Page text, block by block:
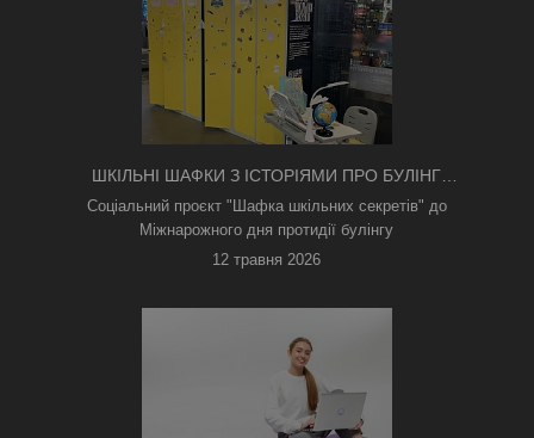
ШКІЛЬНІ ШАФКИ З ІСТОРІЯМИ ПРО БУЛІНГ
З'ЯВИЛИСЯ В КИЄВІ
Соціальний проєкт "Шафка шкільних секретів" до
Міжнарожного дня протидії булінгу
12 травня 2026